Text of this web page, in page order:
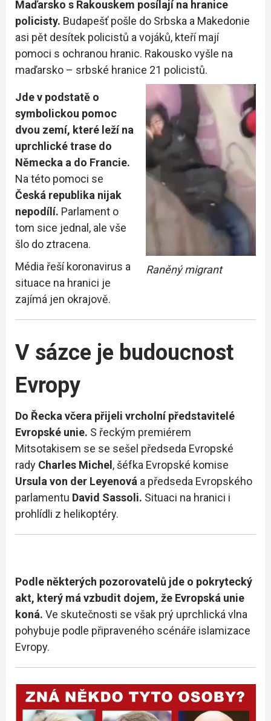
Maďarsko s Rakouskem posílají na hranice
policisty. Budapešť pošle do Srbska a Makedonie
asi pět desítek policistů a vojáků, kteří mají
pomoci s ochranou hranic. Rakousko vyšle na
maďarsko – srbské hranice 21 policistů.
Raněný migrant
Jde v podstatě o
symbolickou pomoc
dvou zemí, které leží na
uprchlické trase do
Německa a do Francie.
Na této pomoci se
Česká republika nijak
nepodílí. Parlament o
tom sice jednal, ale vše
šlo do ztracena.
Média řeší koronavirus a
situace na hranici je
zajímá jen okrajově.
V sázce je budoucnost
Evropy
Do Řecka včera přijeli vrcholní představitelé
Evropské unie. S řeckým premiérem
Mitsotakisem se se sešel předseda Evropské
rady Charles Michel, šéfka Evropské komise
Ursula von der Leyenová a předseda Evropského
parlamentu David Sassoli. Situaci na hranici i
prohlídli z helikoptéry.
Podle některých pozorovatelů jde o pokrytecký
akt, který má vzbudit dojem, že Evropská unie
koná. Ve skutečnosti se však prý uprchlická vlna
pohybuje podle připraveného scénáře islamizace
Evropy.